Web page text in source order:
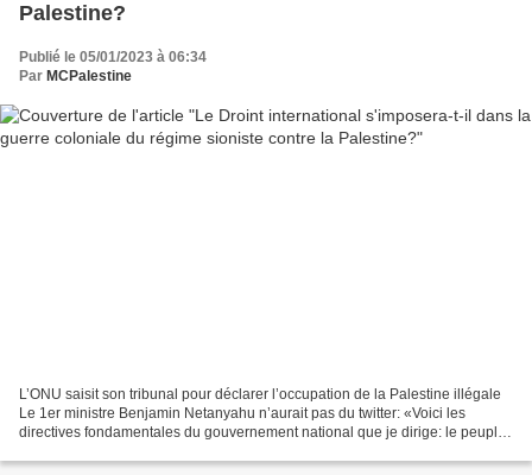
Palestine?
Publié le 05/01/2023 à 06:34
Par MCPalestine
L’ONU saisit son tribunal pour déclarer l’occupation de la Palestine illégale
Le 1er ministre Benjamin Netanyahu n’aurait pas du twitter: «Voici les
directives fondamentales du gouvernement national que je dirige: le peuple